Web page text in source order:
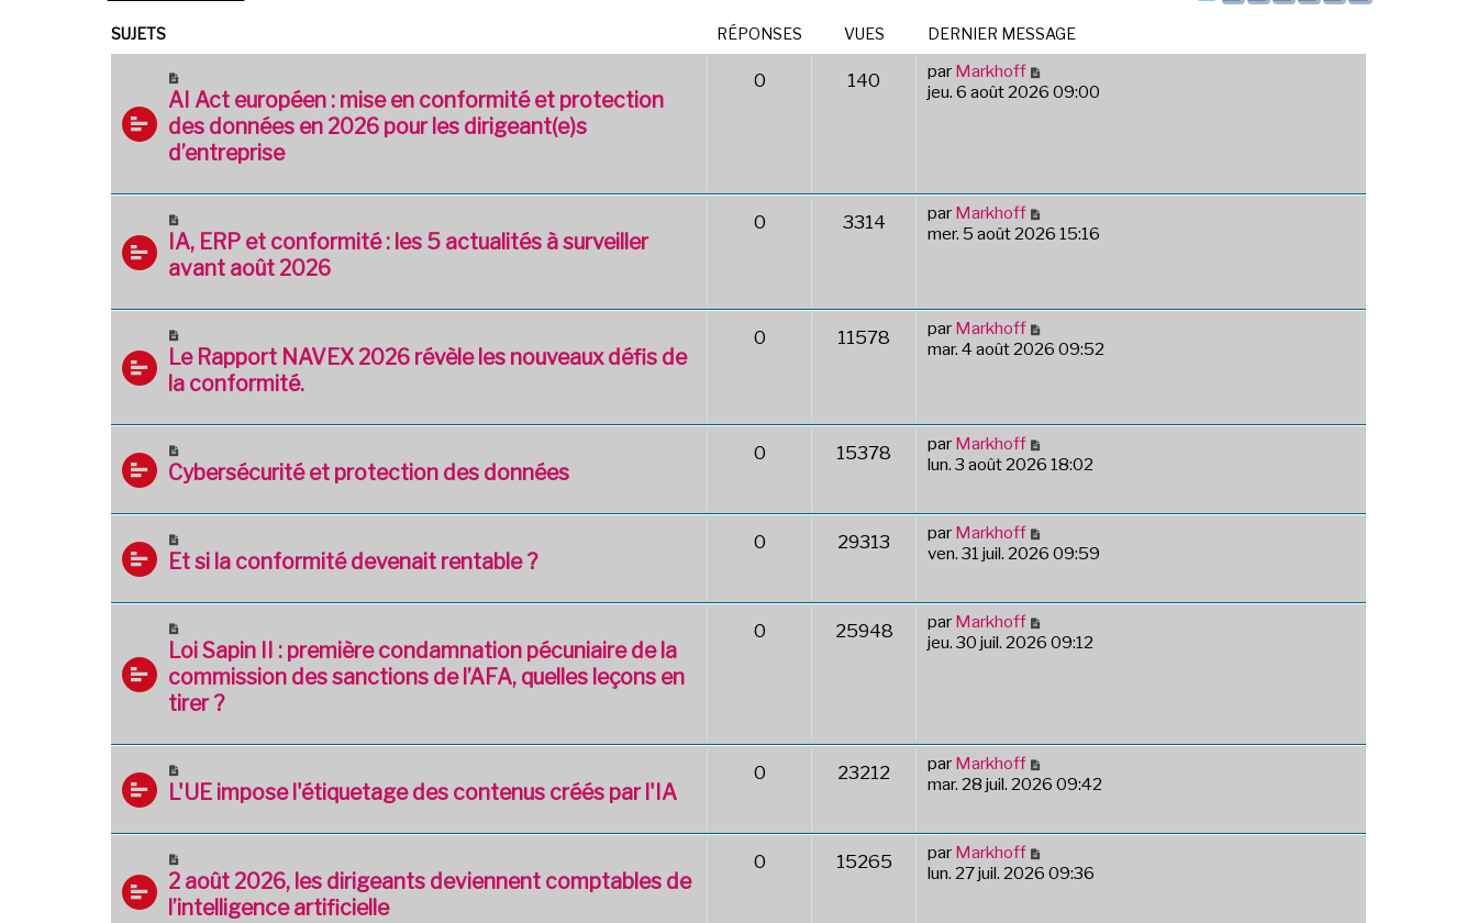
SUJETS RÉPONSES VUES DERNIER MESSAGE
AI Act européen : mise en conformité et protection
des données en 2026 pour les dirigeant(e)s
d’entreprise
0 140 par Markhoff
jeu. 6 août 2026 09:00
IA, ERP et conformité : les 5 actualités à surveiller
avant août 2026
0 3314 par Markhoff
mer. 5 août 2026 15:16
Le Rapport NAVEX 2026 révèle les nouveaux défis de
la conformité.
0 11578 par Markhoff
mar. 4 août 2026 09:52
Cybersécurité et protection des données
0 15378 par Markhoff
lun. 3 août 2026 18:02
Et si la conformité devenait rentable ?
0 29313 par Markhoff
ven. 31 juil. 2026 09:59
Loi Sapin II : première condamnation pécuniaire de la
commission des sanctions de l’AFA, quelles leçons en
tirer ?
0 25948 par Markhoff
jeu. 30 juil. 2026 09:12
L'UE impose l'étiquetage des contenus créés par l'IA
0 23212 par Markhoff
mar. 28 juil. 2026 09:42
2 août 2026, les dirigeants deviennent comptables de
l’intelligence artificielle
0 15265 par Markhoff
lun. 27 juil. 2026 09:36